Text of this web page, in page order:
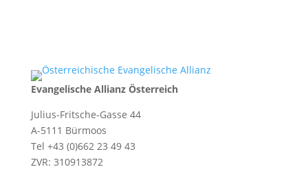
Evangelische Allianz Österreich
Julius-Fritsche-Gasse 44
A-5111 Bürmoos
Tel +43 (0)662 23 49 43
ZVR: 310913872